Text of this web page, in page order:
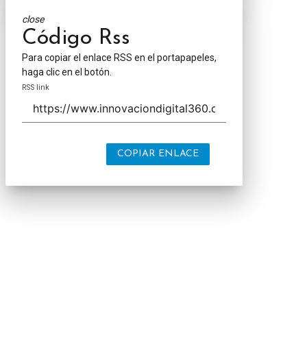
close
Código Rss
Para copiar el enlace RSS en el portapapeles,
haga clic en el botón.
RSS link
COPIAR ENLACE